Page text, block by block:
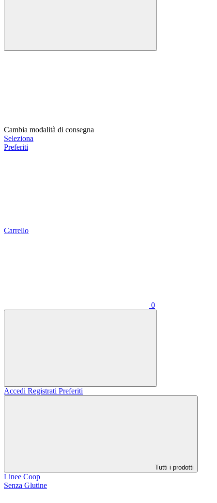
Cambia modalità di consegna
Seleziona
Preferiti
Carrello
0
Accedi Registrati Preferiti
Tutti i prodotti
Linee Coop
Senza Glutine